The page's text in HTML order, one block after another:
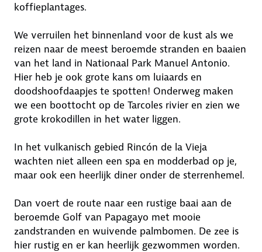
koffieplantages.
We verruilen het binnenland voor de kust als we
reizen naar de meest beroemde stranden en baaien
van het land in Nationaal Park Manuel Antonio.
Hier heb je ook grote kans om luiaards en
doodshoofdaapjes te spotten! Onderweg maken
we een boottocht op de Tarcoles rivier en zien we
grote krokodillen in het water liggen.
In het vulkanisch gebied Rincón de la Vieja
wachten niet alleen een spa en modderbad op je,
maar ook een heerlijk diner onder de sterrenhemel.
Dan voert de route naar een rustige baai aan de
beroemde Golf van Papagayo met mooie
zandstranden en wuivende palmbomen. De zee is
hier rustig en er kan heerlijk gezwommen worden.